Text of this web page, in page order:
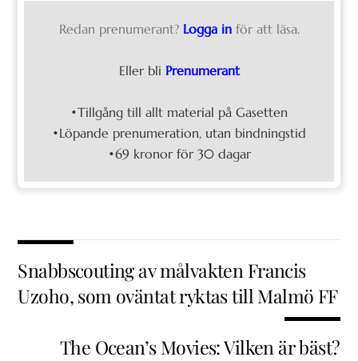
Redan prenumerant? Logga in för att läsa.
Eller bli Prenumerant
•Tillgång till allt material på Gasetten
•Löpande prenumeration, utan bindningstid
•69 kronor för 30 dagar
Snabbscouting av målvakten Francis
Uzoho, som oväntat ryktas till Malmö FF
The Ocean’s Movies: Vilken är bäst?